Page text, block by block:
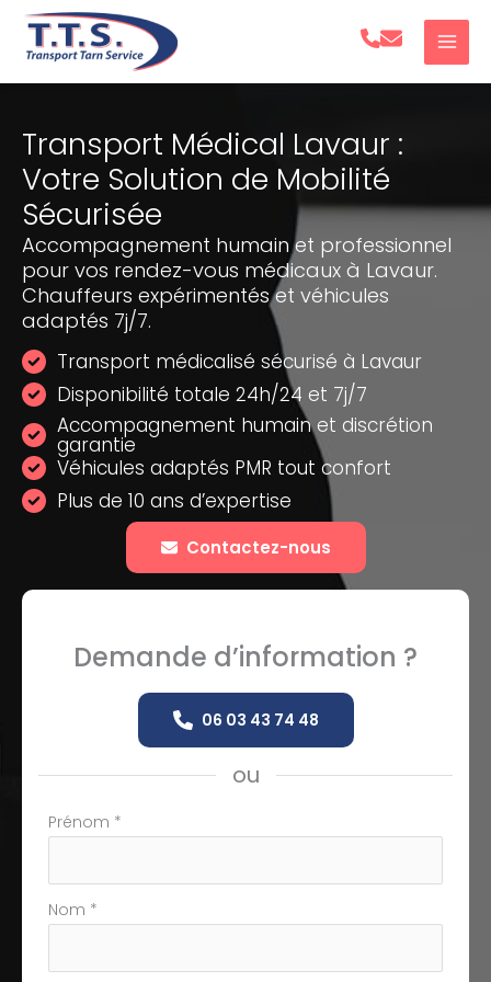
Aller
Transport Médical Lavaur :
Votre Solution de Mobilité
Sécurisée
Accompagnement humain et professionnel
pour vos rendez-vous médicaux à Lavaur.
Chauffeurs expérimentés et véhicules
adaptés 7j/7.
Transport médicalisé sécurisé à Lavaur
Disponibilité totale 24h/24 et 7j/7
Accompagnement humain et discrétion
garantie
Véhicules adaptés PMR tout confort
Plus de 10 ans d’expertise
Contactez-nous
Demande d’information ?
06 03 43 74 48
ou
Formulaire
téléphone
Prénom *
Nom *